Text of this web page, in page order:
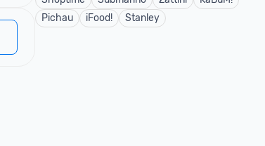
Pichau
iFood! Stanley